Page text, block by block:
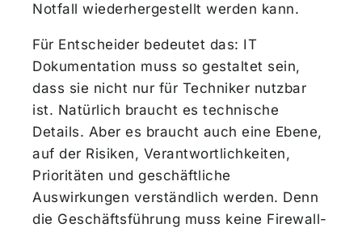
Notfall wiederhergestellt werden kann.
Für Entscheider bedeutet das: IT
Dokumentation muss so gestaltet sein,
dass sie nicht nur für Techniker nutzbar
ist. Natürlich braucht es technische
Details. Aber es braucht auch eine Ebene,
auf der Risiken, Verantwortlichkeiten,
Prioritäten und geschäftliche
Auswirkungen verständlich werden. Denn
die Geschäftsführung muss keine Firewall-